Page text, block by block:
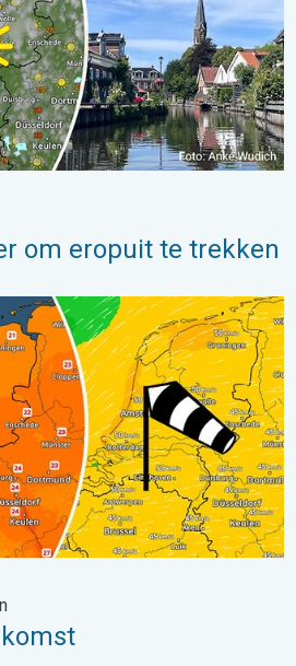
om eropuit te trekken
onder 25 graden. . . dinsdag